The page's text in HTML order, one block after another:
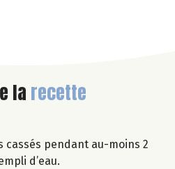
larecette
cassés pendant au-moins 2
d’eau.